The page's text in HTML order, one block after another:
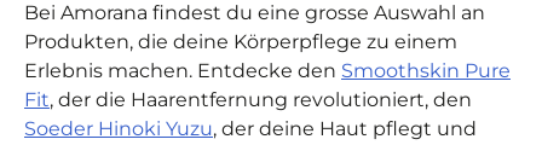
Bei Amorana findest du eine grosse Auswahl an
Produkten, die deine Körperpflege zu einem
Erlebnis machen. Entdecke den Smoothskin Pure
Fit, der die Haarentfernung revolutioniert, den
Soeder Hinoki Yuzu, der deine Haut pflegt und